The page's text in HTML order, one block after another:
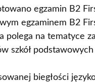
egzamin B2
egzaminem B2
na tematyce
szkół
biegłości